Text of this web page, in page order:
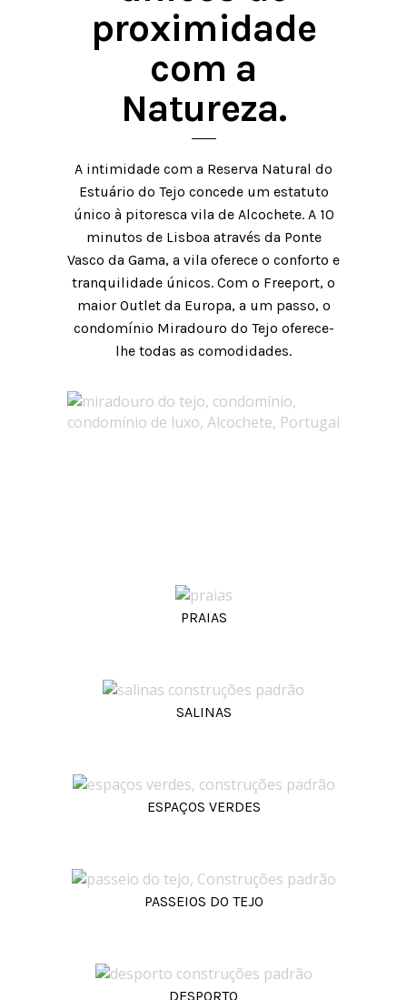
proximidade
com a
Natureza.
A intimidade com a Reserva Natural do
Estuário do Tejo concede um estatuto
único à pitoresca vila de Alcochete. A 10
minutos de Lisboa através da Ponte
Vasco da Gama, a vila oferece o conforto e
tranquilidade únicos. Com o Freeport, o
maior Outlet da Europa, a um passo, o
condomínio Miradouro do Tejo oferece-
lhe todas as comodidades.
PRAIAS
SALINAS
ESPAÇOS VERDES
PASSEIOS DO TEJO
DESPORTO